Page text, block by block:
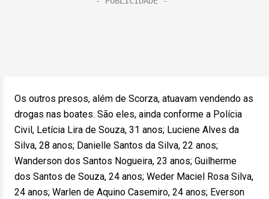
Os outros presos, além de Scorza, atuavam vendendo as
drogas nas boates. São eles, ainda conforme a Polícia
Civil, Letícia Lira de Souza, 31 anos; Luciene Alves da
Silva, 28 anos; Danielle Santos da Silva, 22 anos;
Wanderson dos Santos Nogueira, 23 anos; Guilherme
dos Santos de Souza, 24 anos; Weder Maciel Rosa Silva,
24 anos; Warlen de Aquino Casemiro, 24 anos; Everson